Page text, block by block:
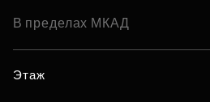
В пределах МКАД
Этаж